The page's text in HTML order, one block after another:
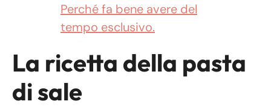
Perché fa bene avere del
tempo esclusivo.
La ricetta della pasta
di sale